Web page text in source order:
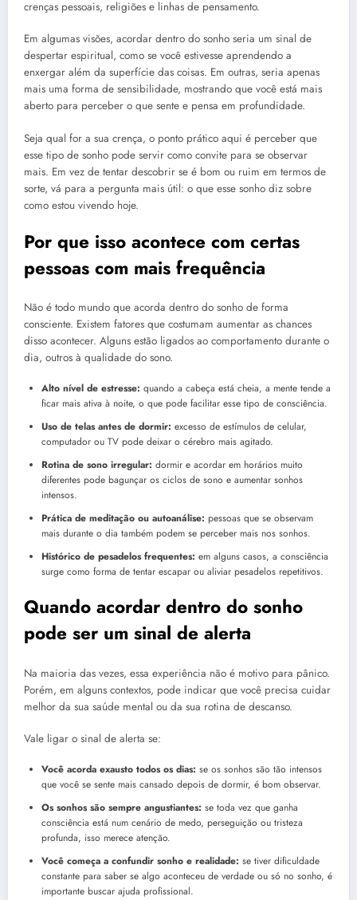
crenças pessoais, religiões e linhas de pensamento.
Em algumas visões, acordar dentro do sonho seria um sinal de
despertar espiritual, como se você estivesse aprendendo a
enxergar além da superfície das coisas. Em outras, seria apenas
mais uma forma de sensibilidade, mostrando que você está mais
aberto para perceber o que sente e pensa em profundidade.
Seja qual for a sua crença, o ponto prático aqui é perceber que
esse tipo de sonho pode servir como convite para se observar
mais. Em vez de tentar descobrir se é bom ou ruim em termos de
sorte, vá para a pergunta mais útil: o que esse sonho diz sobre
como estou vivendo hoje.
Por que isso acontece com certas
pessoas com mais frequência
Não é todo mundo que acorda dentro do sonho de forma
consciente. Existem fatores que costumam aumentar as chances
disso acontecer. Alguns estão ligados ao comportamento durante o
dia, outros à qualidade do sono.
Alto nível de estresse: quando a cabeça está cheia, a mente tende a
ficar mais ativa à noite, o que pode facilitar esse tipo de consciência.
Uso de telas antes de dormir: excesso de estímulos de celular,
computador ou TV pode deixar o cérebro mais agitado.
Rotina de sono irregular: dormir e acordar em horários muito
diferentes pode bagunçar os ciclos de sono e aumentar sonhos
intensos.
Prática de meditação ou autoanálise: pessoas que se observam
mais durante o dia também podem se perceber mais nos sonhos.
Histórico de pesadelos frequentes: em alguns casos, a consciência
surge como forma de tentar escapar ou aliviar pesadelos repetitivos.
Quando acordar dentro do sonho
pode ser um sinal de alerta
Na maioria das vezes, essa experiência não é motivo para pânico.
Porém, em alguns contextos, pode indicar que você precisa cuidar
melhor da sua saúde mental ou da sua rotina de descanso.
Vale ligar o sinal de alerta se:
Você acorda exausto todos os dias: se os sonhos são tão intensos
que você se sente mais cansado depois de dormir, é bom observar.
Os sonhos são sempre angustiantes: se toda vez que ganha
consciência está num cenário de medo, perseguição ou tristeza
profunda, isso merece atenção.
Você começa a confundir sonho e realidade: se tiver dificuldade
constante para saber se algo aconteceu de verdade ou só no sonho, é
importante buscar ajuda profissional.